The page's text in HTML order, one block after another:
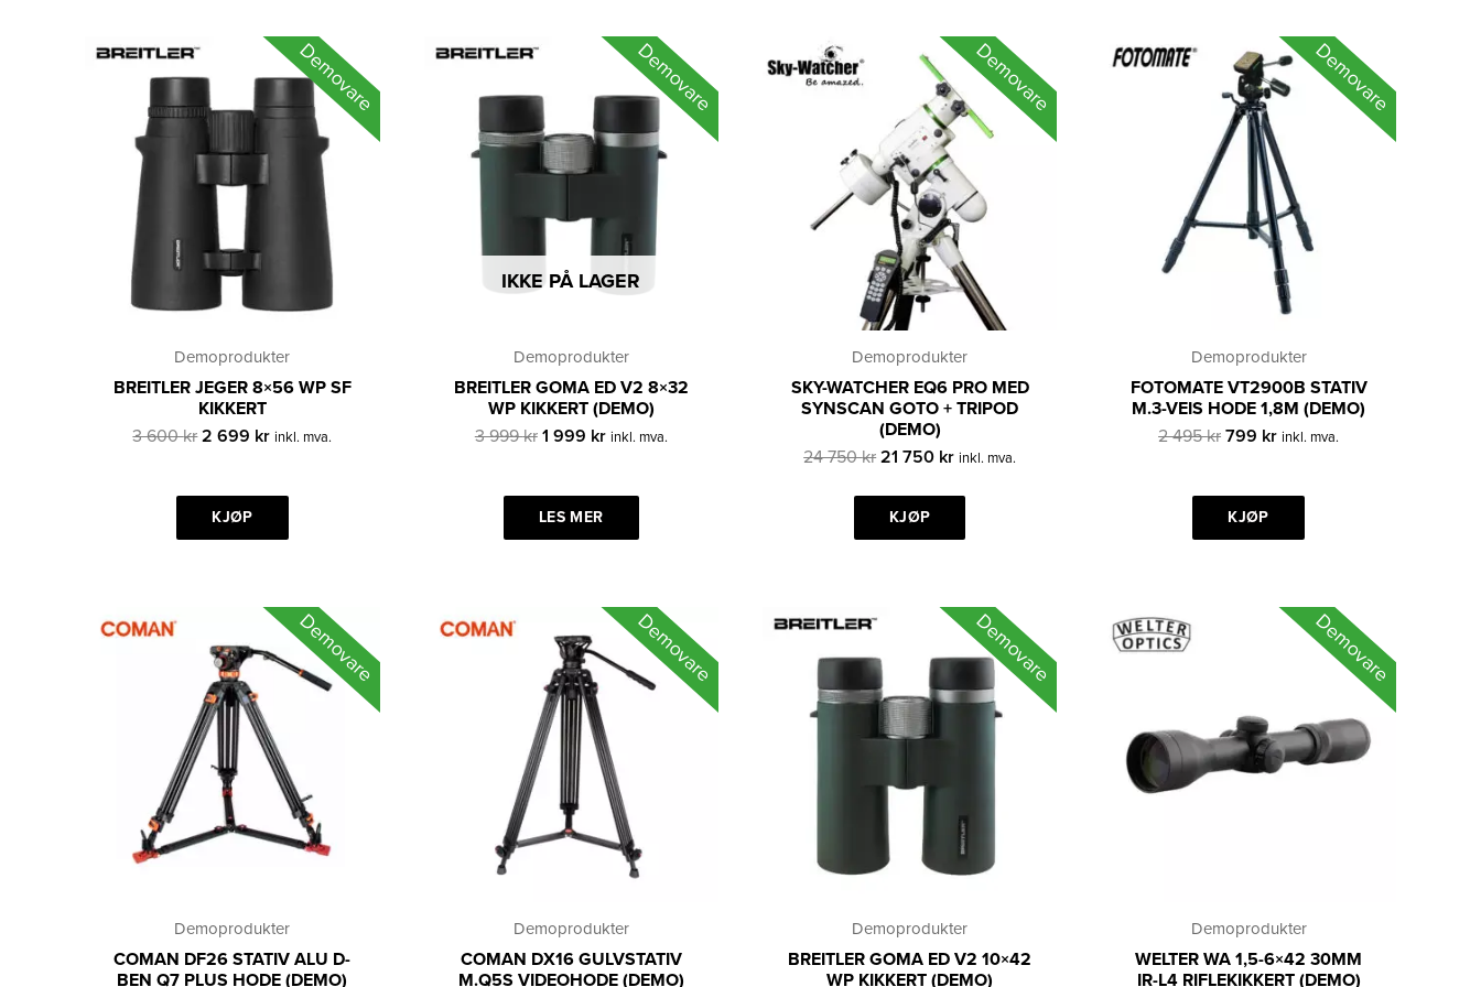
Demovare
Demoprodukter
BREITLER JEGER 8×56 WP SF
KIKKERT
3 600krOpprinnelig
3
600 kr.
2 699 krNåværende
2
inkl. mva.
KJØP
Demovare
IKKE PÅ LAGER
Demoprodukter
BREITLER GOMA ED V2 8×32
WP KIKKERT (DEMO)
3 999kr Opprinnelig
3
999 kr.
1 999 krNåværende
1
inkl. mva.
LES MER
Demovare
Demoprodukter
SKY-WATCHER EQ6 PRO MED
SYNSCAN GOTO + TRIPOD
(DEMO)
24 750krOpprinnelig
var:
24
750 kr.
21 750 krNåværende
er:
750 kr.
inkl. mva.
KJØP
Demovare
Demoprodukter
FOTOMATE VT2900B STATIV
M.3-VEIS HODE 1,8M (DEMO)
2 495kr Opprinnelig
2
495 kr.
799 krNåværende
799 kr.
inkl. mva.
KJØP
Demovare
Demoprodukter
COMAN DF26 STATIV ALU D-
BEN Q7 PLUS HODE (DEMO)
Demovare
Demoprodukter
COMAN DX16 GULVSTATIV
M.Q5S VIDEOHODE (DEMO)
Demovare
Demoprodukter
BREITLER GOMA ED V2 10×42
WP KIKKERT (DEMO)
Demovare
Demoprodukter
WELTER WA 1,5-6×42 30MM
IR-L4 RIFLEKIKKERT (DEMO)